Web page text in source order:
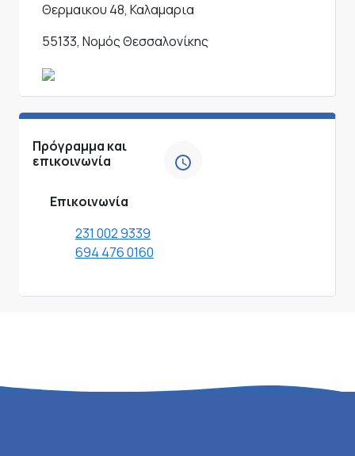
Θερμαικου 48, Καλαμαρια
55133, Νομός Θεσσαλονίκης
Πρόγραμμα και
επικοινωνία
Επικοινωνία
231 002 9339
694 476 0160